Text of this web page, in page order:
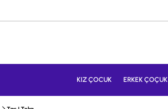
KIZ ÇOCUK ERKEK ÇOÇUK